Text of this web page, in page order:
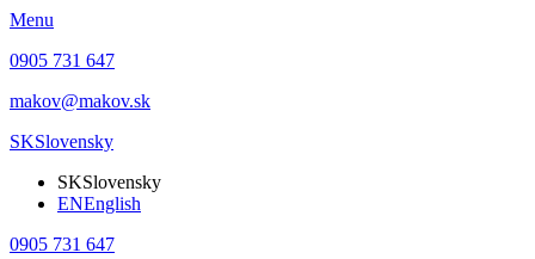
Menu
0905 731 647
makov@makov.sk
SKSlovensky
SKSlovensky
ENEnglish
0905 731 647